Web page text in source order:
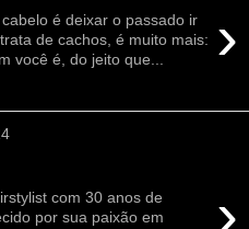
›
é deixar o passado ir
de cachos, é muito mais:
você é, do jeito que...
com 30 anos de
por sua paixão em